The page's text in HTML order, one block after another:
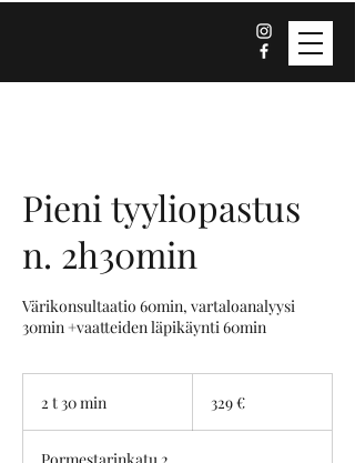
Pieni tyyliopastus
n. 2h30min
Värikonsultaatio 60min, vartaloanalyysi
30min +vaatteiden läpikäynti 60min
2 t 30 min 329 €